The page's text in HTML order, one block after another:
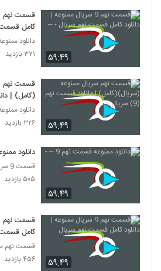
۵۹:۴۹
کامل
دانلود ممنوعه 9 |
۳۷۱ بازدید
۵۹:۴۹
قسمت نهم
...
دانلود ممنوعه 9 |
۳۲۶ بازدید
۵۹:۴۹
دانلود
قسمت 9 سریال ممنوعه
۵۰۵ بازدید
۵۹:۴۹
کامل
قسمت نهم
۴۵۶ بازدید